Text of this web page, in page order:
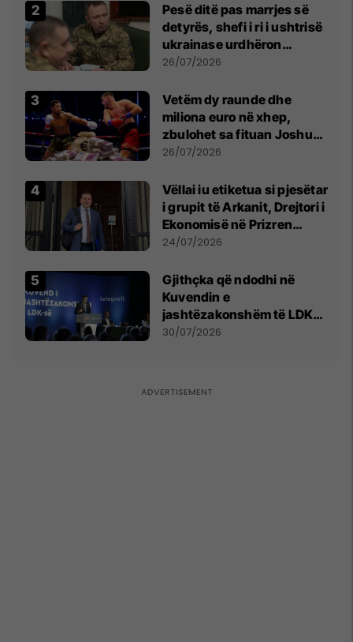
Pesë ditë pas marrjes së
detyrës, shefi i ri i ushtrisë
ukrainase urdhëron
kontroll të madh
26/07/2026
Vetëm dy raunde dhe
miliona euro në xhep,
zbulohet sa fituan Joshua
e Prenga
26/07/2026
Vëllai iu etiketua si pjesëtar
i grupit të Arkanit, Drejtori i
Ekonomisë në Prizren
mohon pretendimet
24/07/2026
Gjithçka që ndodhi në
Kuvendin e
jashtëzakonshëm të LDK-
së
30/07/2026